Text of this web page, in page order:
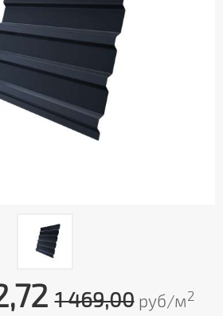
1 469,00руб/м2